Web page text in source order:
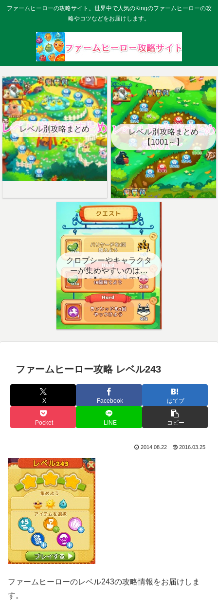
ファームヒーローの攻略サイト。世界中で人気のKingのファームヒーローの攻
略やコツなどをお届けします。
レベル別攻略まとめ
レベル別攻略まとめ
【1001～】
クロプシーやキャラクタ
ーが集めやすいのはど
こ？【クエスト用】
ファームヒーロー攻略 レベル243
X Facebook はてブ
Pocket LINE コピー
2014.08.22 2016.03.25
ファームヒーローのレベル243の攻略情報をお届けしま
す。